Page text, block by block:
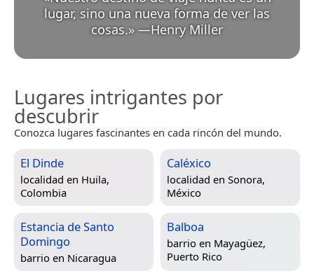
lugar, sino una nueva forma de ver las
cosas.» —Henry Miller
Lugares intrigantes por
descubrir
Conozca lugares fascinantes en cada rincón del mundo.
El Dinde
localidad en Huila,
Colombia
Caléxico
localidad en Sonora,
México
Estancia de Santo
Domingo
barrio en Nicaragua
Balboa
barrio en Mayagüez,
Puerto Rico